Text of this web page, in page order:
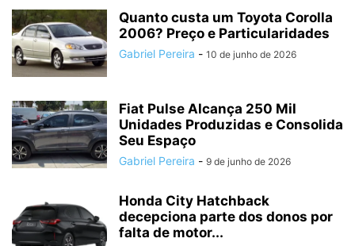
Quanto custa um Toyota Corolla
2006? Preço e Particularidades
Gabriel Pereira - 10 de junho de 2026
Fiat Pulse Alcança 250 Mil
Unidades Produzidas e Consolida
Seu Espaço
Gabriel Pereira - 9 de junho de 2026
Honda City Hatchback
decepciona parte dos donos por
falta de motor...